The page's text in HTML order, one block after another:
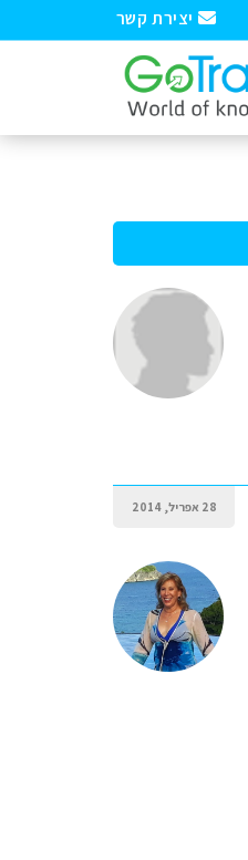
יצירת קשר
28 אפריל, 2014